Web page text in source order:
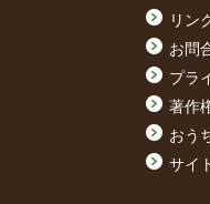
リン
お問
プラ
著作
おう
サイ